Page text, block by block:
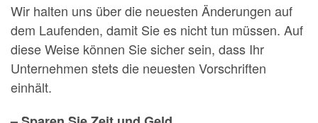
Wir halten uns über die neuesten Änderungen auf
dem Laufenden, damit Sie es nicht tun müssen. Auf
diese Weise können Sie sicher sein, dass Ihr
Unternehmen stets die neuesten Vorschriften
einhält.